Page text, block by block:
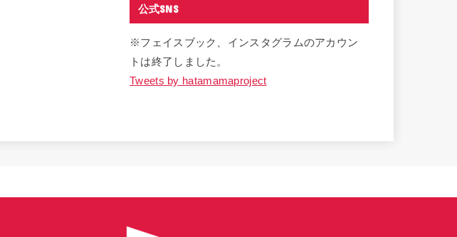
公式SNS
※フェイスブック、インスタグラムのアカウン
トは終了しました。
Tweets by hatamamaproject